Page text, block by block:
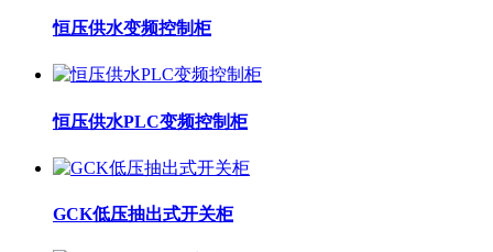
恒压供水变频控制柜
恒压供水PLC变频控制柜
GCK低压抽出式开关柜